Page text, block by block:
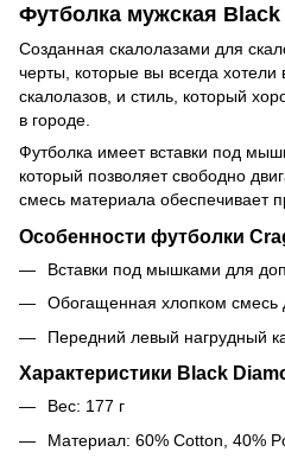
Футболка мужская Black
Созданная скалолазами для
черты, которые вы всегда хотели
скалолазов, и стиль, который
в городе.
Футболка имеет вставки под
который позволяет свободно
смесь материала обеспечивает
Особенности футболки
Вставки под мышками для
Обогащенная хлопком
Передний левый нагрудный
Характеристики Black
Вес: 177 г
Материал: 60% Cotton, 40%